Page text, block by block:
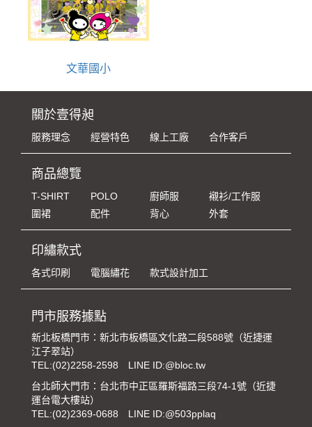
文華國小
關於壹得昶
服務理念 經營特色 線上工廠 合作客戶
商品總覽
T-SHIRT POLO 廚師服
襯衫/工作服
圍裙
配件 背心 外套
印繡款式
各式印刷 電腦繡花 款式設計加工
門市服務據點
新北板橋門市：新北市板橋區文化路二段588號（近捷運
江子翠站）
TEL:(02)2258-2598
LINE ID:@bloc.tw
台北師大門市：台北市中正區羅斯福路三段74-1號（近捷
運台電大樓站）
TEL:(02)2369-0688 LINE ID:@503pplaq